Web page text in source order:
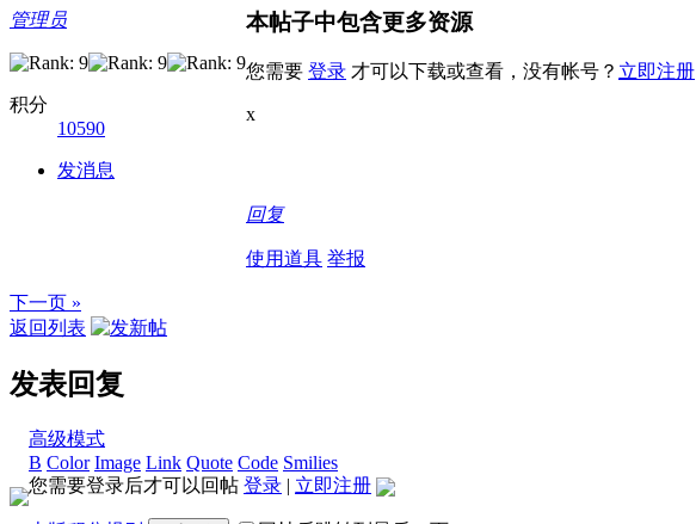
管理员
积分
10590
发消息
本帖子中包含更多资源
您需要 登录 才可以下载或查看，没有帐号？ 立即注册
x
回复
使用道具 举报
下一页 »
返回列表
发表回复
高级模式
B Color Image Link Quote Code Smilies
您需要登录后才可以回帖 登录 | 立即注册